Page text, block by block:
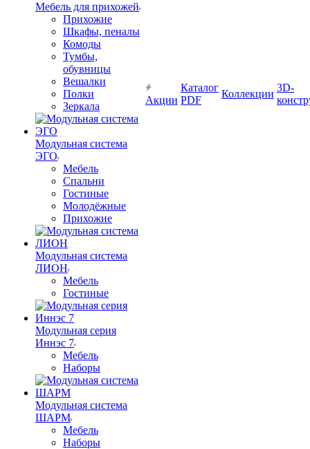
Мебель для прихожей
Прихожие
Шкафы, пеналы
Комоды
Тумбы,
обувницы
Вешалки
Полки
Зеркала
Модульная система
ЭГО
Мебель
Спальни
Гостиные
Молодёжные
Прихожие
Модульная система
ЛИОН
Мебель
Гостиные
Модульная серия
Иннэс 7
Мебель
Наборы
Модульная система
ШАРМ
Мебель
Наборы
Акции
Каталог
PDF
Коллекции
3D-